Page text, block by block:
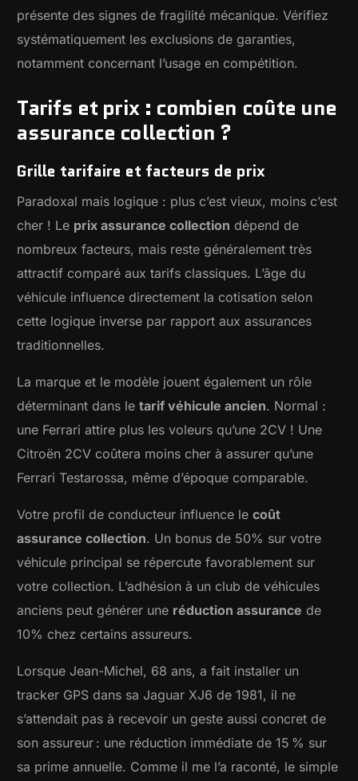
présente des signes de fragilité mécanique. Vérifiez
systématiquement les exclusions de garanties,
notamment concernant l’usage en compétition.
Tarifs et prix : combien coûte une
assurance collection ?
Grille tarifaire et facteurs de prix
Paradoxal mais logique : plus c’est vieux, moins c’est
cher ! Le prix assurance collection dépend de
nombreux facteurs, mais reste généralement très
attractif comparé aux tarifs classiques. L’âge du
véhicule influence directement la cotisation selon
cette logique inverse par rapport aux assurances
traditionnelles.
La marque et le modèle jouent également un rôle
déterminant dans letarif véhicule ancien. Normal :
une Ferrari attire plus les voleurs qu’une 2CV ! Une
Citroën 2CV coûtera moins cher à assurer qu’une
Ferrari Testarossa, même d’époque comparable.
Votre profil de conducteur influence lecoût
assurance collection. Un bonus de 50% sur votre
véhicule principal se répercute favorablement sur
votre collection. L’adhésion à un club de véhicules
anciens peut générer une réduction assurance de
10% chez certains assureurs.
Lorsque Jean-Michel, 68 ans, a fait installer un
tracker GPS dans sa Jaguar XJ6 de 1981, il ne
s’attendait pas à recevoir un geste aussi concret de
son assureur : une réduction immédiate de 15 % sur
sa prime annuelle. Comme il me l’a raconté, le simple